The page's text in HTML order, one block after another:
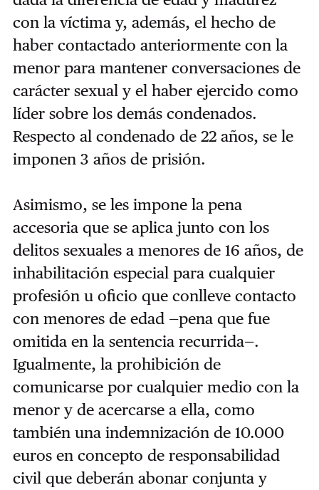
con la víctima y, además, el hecho de
haber contactado anteriormente con la
menor para mantener conversaciones de
carácter sexual y el haber ejercido como
líder sobre los demás condenados.
Respecto al condenado de 22 años, se le
imponen 3 años de prisión.
Asimismo, se les impone la pena
accesoria que se aplica junto con los
delitos sexuales a menores de 16 años, de
inhabilitación especial para cualquier
profesión u oficio que conlleve contacto
con menores de edad —pena que fue
omitida en la sentencia recurrida—.
Igualmente, la prohibición de
comunicarse por cualquier medio con la
menor y de acercarse a ella, como
también una indemnización de 10.000
euros en concepto de responsabilidad
civil que deberán abonar conjunta y